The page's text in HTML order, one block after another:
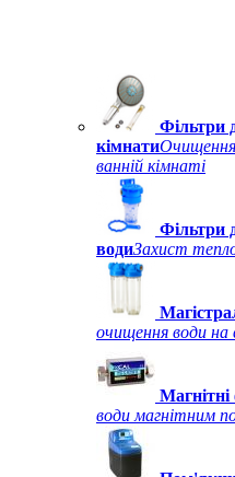
Фільтри
кімнатиОчищення
ванній кімнаті
Фільтри
водиЗахист
очищення води на
Магнітні
води магнітним